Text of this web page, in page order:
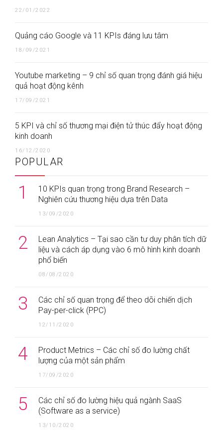
22/01/2022
Quảng cáo Google và 11 KPIs đáng lưu tâm
18/09/2021
Youtube marketing – 9 chỉ số quan trọng đánh giá hiệu
quả hoạt động kênh
17/09/2021
5 KPI và chỉ số thương mại điện tử thúc đẩy hoạt động
kinh doanh
16/12/2020
POPULAR
1
10 KPIs quan trọng trong Brand Research –
Nghiên cứu thương hiệu dựa trên Data
13/09/2020
2
Lean Analytics – Tại sao cần tư duy phân tích dữ
liệu và cách áp dụng vào 6 mô hình kinh doanh
phổ biến
08/08/2020
3
Các chỉ số quan trọng để theo dõi chiến dịch
Pay-per-click (PPC)
12/11/2020
4
Product Metrics – Các chỉ số đo lường chất
lượng của một sản phẩm
17/09/2020
5
Các chỉ số đo lường hiệu quả ngành SaaS
(Software as a service)
13/10/2020